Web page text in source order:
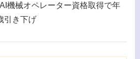
機械オペレーター資格取得で年
引き下げ